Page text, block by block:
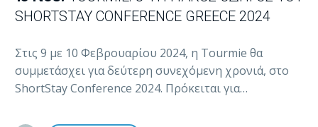
SHORTSTAY CONFERENCE GREECE 2024
Στις 9 με 10 Φεβρουαρίου 2024, η Tourmie θα
συμμετάσχει για δεύτερη συνεχόμενη χρονιά, στο
ShortStay Conference 2024. Πρόκειται για…